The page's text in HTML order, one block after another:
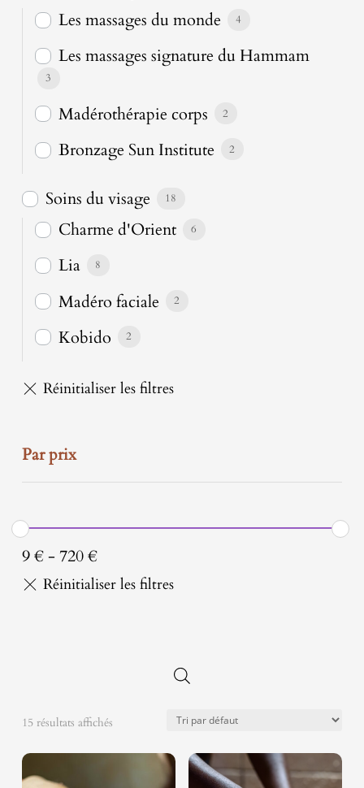
Les massages du monde 4
Les massages signature du Hammam
3
Madérothérapie corps 2
Bronzage Sun Institute 2
Soins du visage 18
Charme d'Orient 6
Lia 8
Madéro faciale 2
Kobido 2
Par prix
9€- 720€
15 résultats affichés